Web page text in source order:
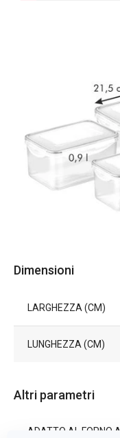
Dimensioni
LARGHEZZA (CM)
LUNGHEZZA (CM)
Altri parametri
ADATTO AL FORNO A